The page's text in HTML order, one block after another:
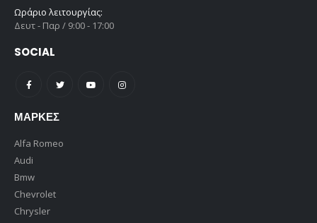
Ωράριο λειτουργίας:
Δευτ - Παρ / 9:00 - 17:00
SOCIAL
ΜΆΡΚΕΣ
Alfa Romeo
Audi
Bmw
Chevrolet
Chrysler